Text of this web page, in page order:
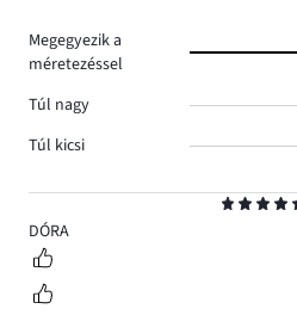
5
DÓRA
Megegyezik a
méretezéssel
Túl nagy
Túl kicsi